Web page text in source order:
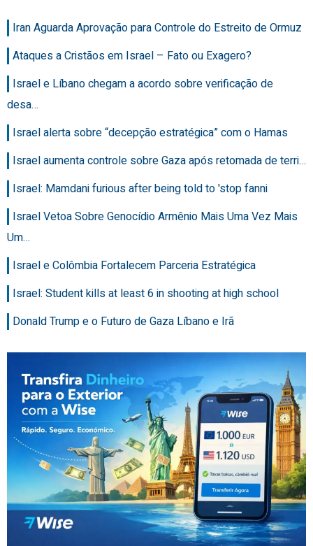
Iran Aguarda Aprovação para Controle do Estreito de Ormuz
Ataques a Cristãos em Israel – Fato ou Exagero?
Israel e Líbano chegam a acordo sobre verificação de
desa…
Israel alerta sobre “decepção estratégica” com o Hamas
Israel aumenta controle sobre Gaza após retomada de terri…
Israel: Mamdani furious after being told to 'stop fanni
Israel Vetoa Sobre Genocídio Armênio Mais Uma Vez Mais
Um…
Israel e Colômbia Fortalecem Parceria Estratégica
Israel: Student kills at least 6 in shooting at high school
Donald Trump e o Futuro de Gaza Líbano e Irã